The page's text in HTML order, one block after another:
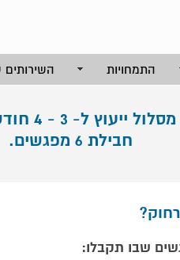
התמחויות השירותים
מסלול ייעוץ ל- 3 - 4 חודשים,
חבילת 6 מפגשים.